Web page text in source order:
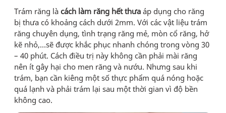
Trám răng là cách làm răng hết thưaáp dụng cho răng
bị thưa có khoảng cách dưới 2mm. Với các vật liệu trám
răng chuyên dụng, tình trạng răng mẻ, mòn cổ răng, hở
kẽ nhỏ,…sẽ được khắc phục nhanh chóng trong vòng 30
– 40 phút. Cách điều trị này không cần phải mài răng
nên ít gây hại cho men răng và nướu. Nhưng sau khi
trám, bạn cần kiêng một số thực phẩm quá nóng hoặc
quá lạnh và phải trám lại sau một thời gian vì độ bền
không cao.